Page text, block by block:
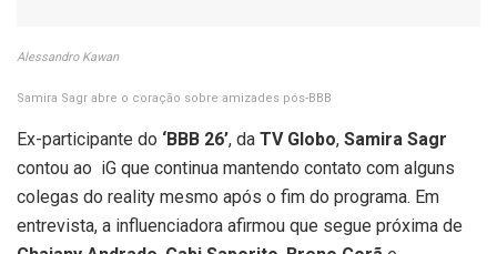
Alessandro Kawan
Samira Sagr abre o coração sobre amizades pós-BBB
Ex-participante do ‘BBB 26’, da TV Globo, Samira Sagr
contou ao iG que continua mantendo contato com alguns
colegas do reality mesmo após o fim do programa. Em
entrevista, a influenciadora afirmou que segue próxima de